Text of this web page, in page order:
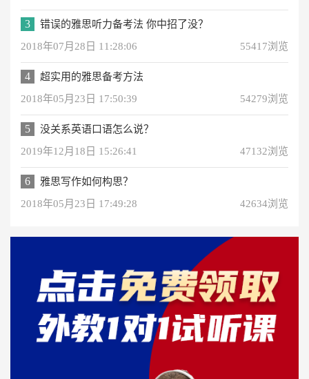
3
错误的雅思听力备考法 你中招了没？
2018年07月28日 11:28:06
55417浏览
4
超实用的雅思备考方法
2018年05月23日 17:50:39
54279浏览
5
没关系英语口语怎么说？
2019年12月18日 15:26:41
47132浏览
6
雅思写作如何构思？
2018年05月23日 17:49:28
42634浏览